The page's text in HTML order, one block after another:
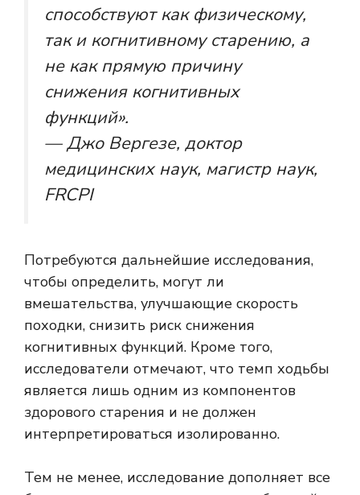
способствуют как физическому,
так и когнитивному старению, а
не как прямую причину
снижения когнитивных
функций».
— Джо Вергезе, доктор
медицинских наук, магистр наук,
FRCPI
Потребуются дальнейшие исследования,
чтобы определить, могут ли
вмешательства, улучшающие скорость
походки, снизить риск снижения
когнитивных функций. Кроме того,
исследователи отмечают, что темп ходьбы
является лишь одним из компонентов
здорового старения и не должен
интерпретироваться изолированно.
Тем не менее, исследование дополняет все